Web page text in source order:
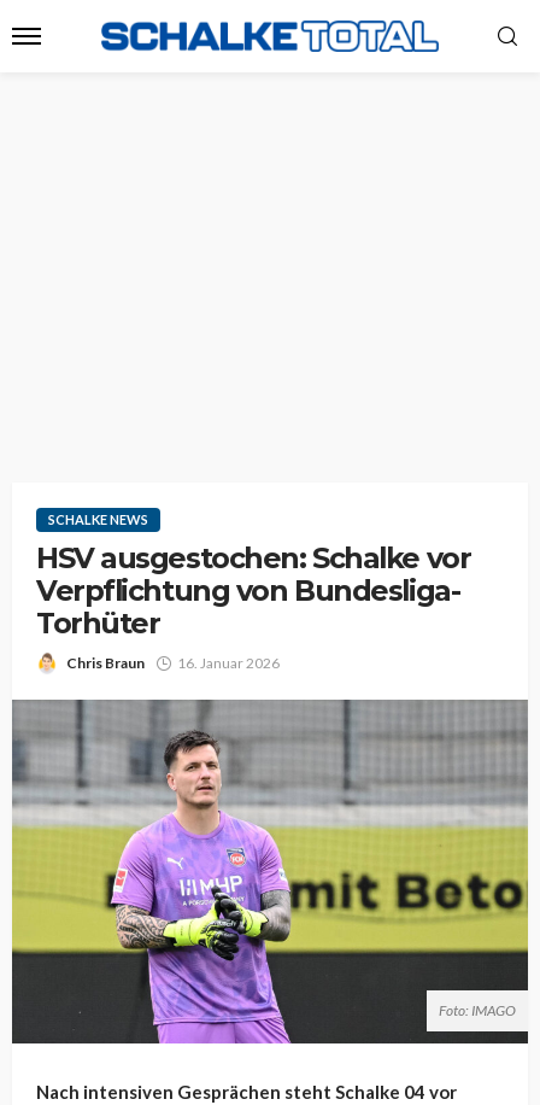
SCHALKE NEWS
HSV ausgestochen: Schalke vor
Verpflichtung von Bundesliga-
Torhüter
Chris Braun 16. Januar 2026
Foto: IMAGO
Nach intensiven Gesprächen steht Schalke 04 vor